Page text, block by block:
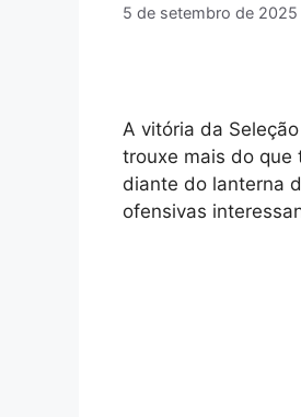
5 de setembro de 2025
A vitória da
trouxe mais do que
diante do lanterna
ofensivas